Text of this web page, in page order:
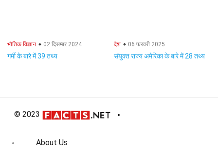
भौतिक विज्ञान 02 दिसम्बर 2024
गर्मी के बारे में 39 तथ्य
देश 06 फरवरी 2025
संयुक्त राज्य अमेरिका के बारे में 28 तथ्य
© 2023
About Us